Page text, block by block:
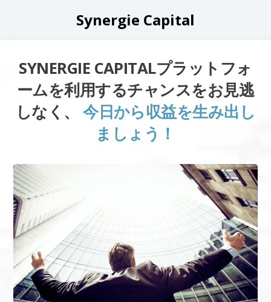
Synergie Capital
SYNERGIE CAPITALプラットフォ
ームを利用するチャンスをお見逃
しなく、今日から収益を生み出し
ましょう！